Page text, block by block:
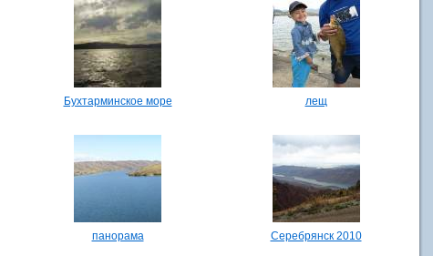
Бухтарминское море лещ
панорама Серебрянск 2010